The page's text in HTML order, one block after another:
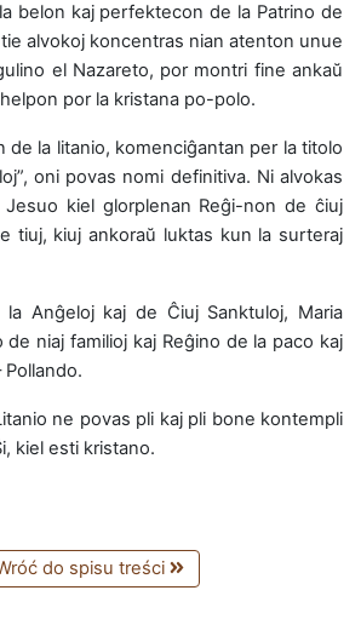
belon kaj perfektecon de la Patrino de
alvokoj koncentras nian atenton unue
el Nazareto, por montri fine ankaŭ
por la kristana po-polo.
de la litanio, komenciĝantan per la titolo
oni povas nomi definitiva. Ni alvokas
kiel glorplenan Reĝi-non de ĉiuj
tiuj, kiuj ankoraŭ luktas kun la surteraj
la Anĝeloj kaj de Ĉiuj Sanktuloj, Maria
de niaj familioj kaj Reĝino de la paco kaj
ne povas pli kaj pli bone kontempli
kiel esti kristano.
do spisu treści